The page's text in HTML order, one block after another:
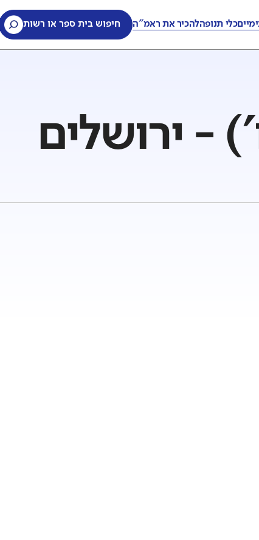
כלי תנופהלהכיר את ראמ"ה חיפוש בית ספר או רשות
- ירושלים